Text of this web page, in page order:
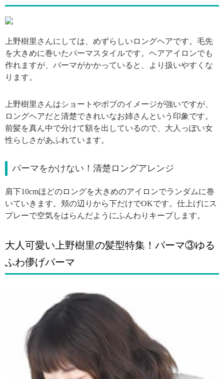
引用: https://f.blog.xuite.net/f/a/6/3/17250744/blog_772962/txt/41546401/0.jpg
上野樹里さんにしては、めずらしいロングヘアです。毛先
を大きめに巻いたパーマスタイルです。ヘアアイロンでも
作れますが、パーマがかかっていると、より扱いやすくな
ります。
上野樹里さんはショートやボブのイメージが強いですが、
ロングヘアだと清楚できれいなお姉さんという印象です。
前髪を真ん中で分けて額を出しているので、大人っぽい女
性らしさがあふれています。
パーマをかけない！清楚ロングアレンジ
肩下10cmほどのロングを大きめのアイロンでランダムに巻
いていきます。頬の辺りから下だけでOKです。仕上げにス
プレーで空気をはらんだようにふんわりキープします。
大人可愛い上野樹里の髪型特集！パーマ③ゆる
ふわ儚げパーマ